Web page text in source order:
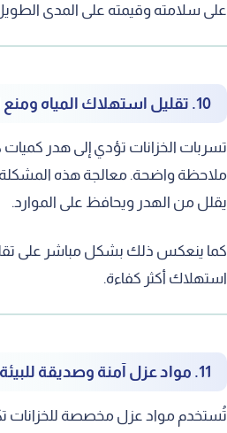
على سلامته وقيمته على المدى
10. تقليل استهلاك المياه ومنع الهدر
تسربات الخزانات تؤدي إلى هدر كميات
ملاحظة واضحة. معالجة هذه
يقلل من الهدر ويحافظ على الموارد.
كما ينعكس ذلك بشكل مباشر على
استهلاك أكثر كفاءة.
11. مواد عزل آمنة وصديقة للبيئة
تُستخدم مواد عزل مخصصة للخزانات